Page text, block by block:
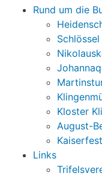
Rund um die
Schlössel
Kloster
August-
Links